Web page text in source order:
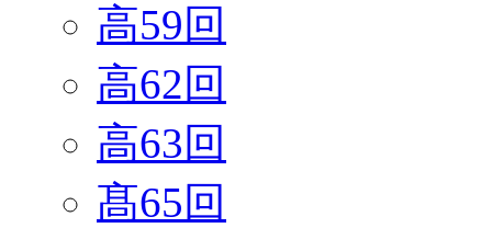
高59回
高62回
高63回
髙65回